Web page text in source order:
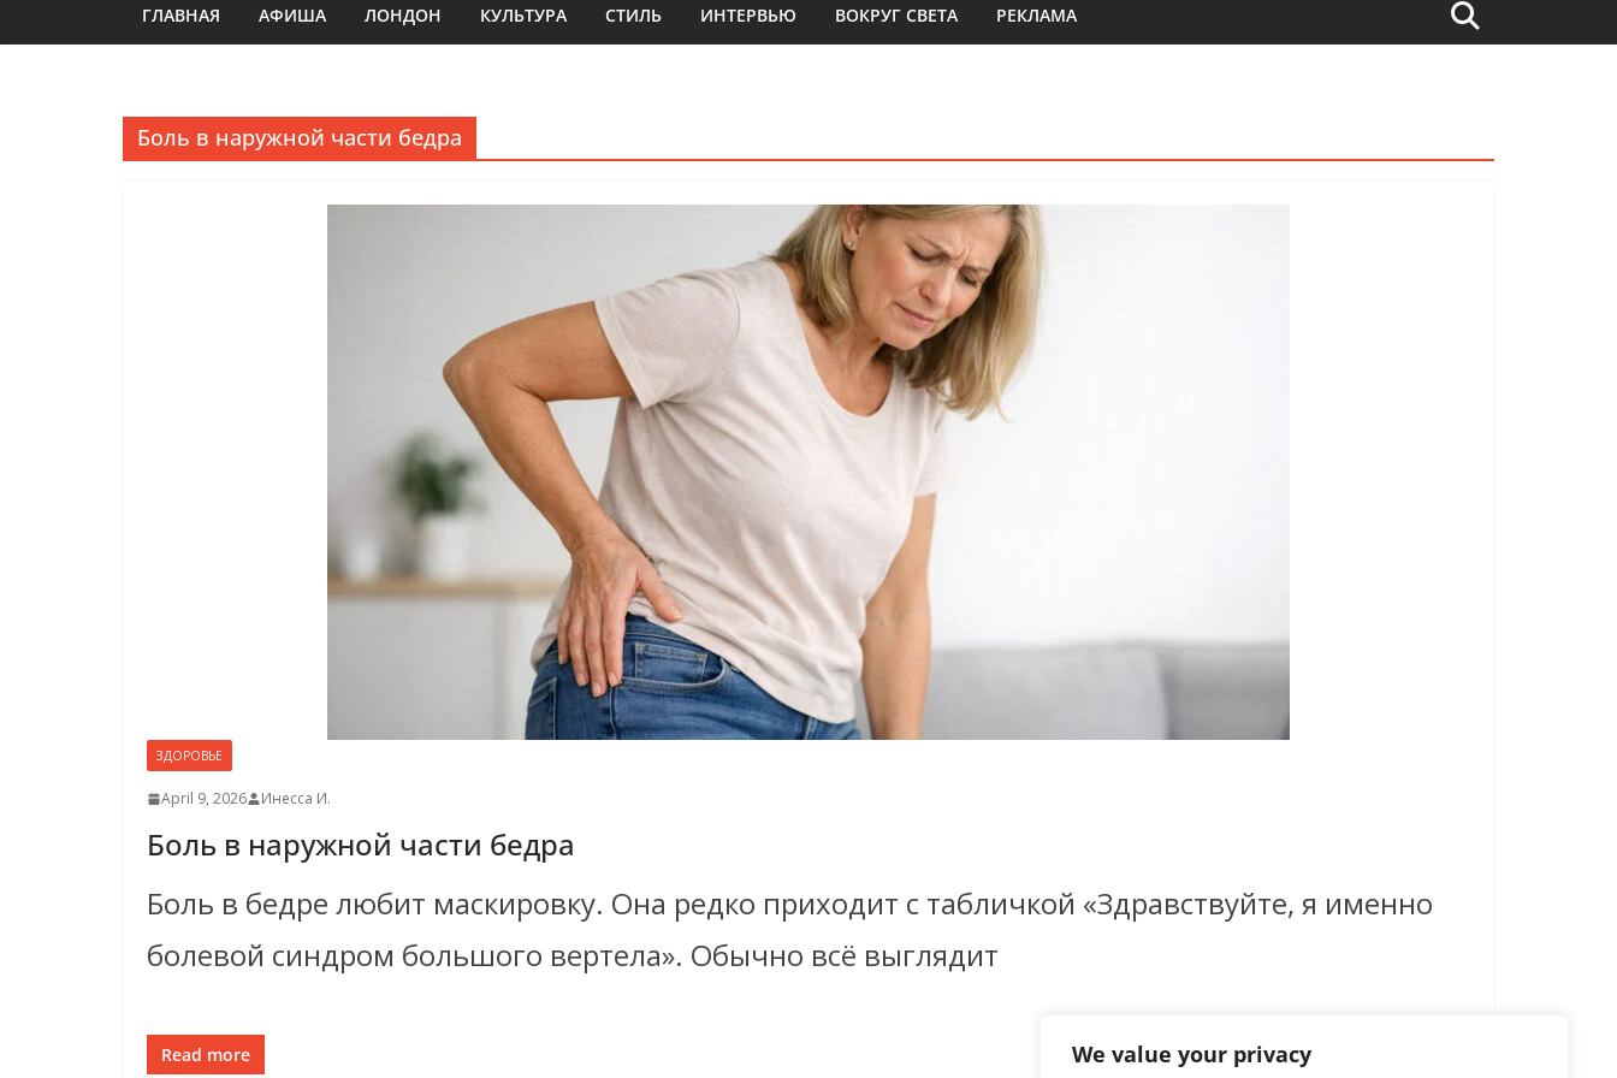
We value your privacy
ГЛАВНАЯ АФИША ЛОНДОН КУЛЬТУРА СТИЛЬ ИНТЕРВЬЮ ВОКРУГ СВЕТА РЕКЛАМА
Боль в наружной части бедра
ЗДОРОВЬЕ
April 9, 2026 Инесса И.
Боль в наружной части бедра
Боль в бедре любит маскировку. Она редко приходит с табличкой «Здравствуйте, я именно
болевой синдром большого вертела». Обычно всё выглядит
Read more